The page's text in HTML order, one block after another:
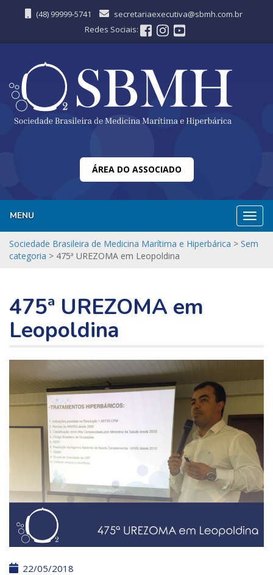
(48) 99999-5741
secretariaexecutiva@sbmh.com.br
Redes Sociais:
ÁREA DO ASSOCIADO
MENU
Sociedade Brasileira de Medicina Marítima e Hiperbárica > Sem
categoria > 475ª UREZOMA em Leopoldina
475ª UREZOMA em
Leopoldina
22/05/2018